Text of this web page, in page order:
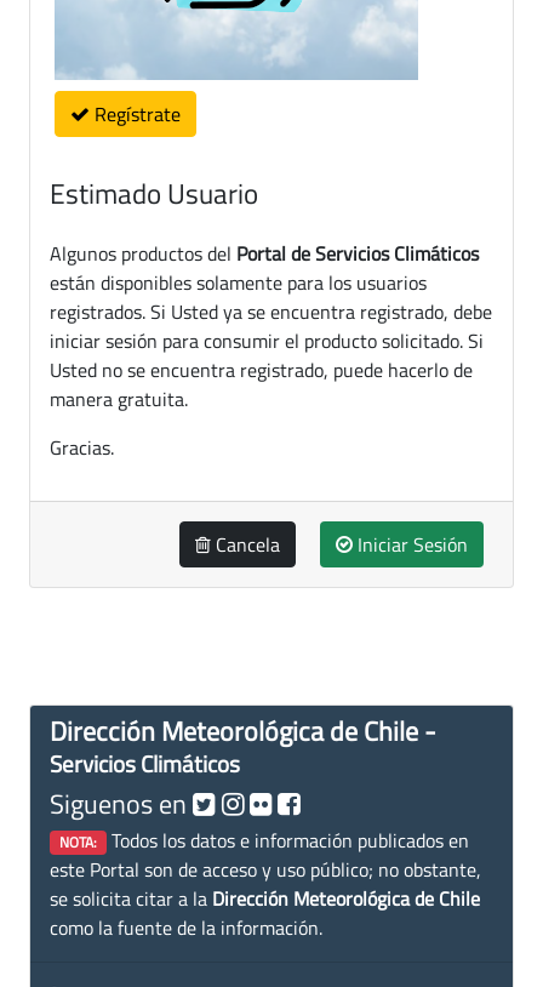
Regístrate
Estimado Usuario
Algunos productos del Portal de Servicios Climáticos
están disponibles solamente para los usuarios
registrados. Si Usted ya se encuentra registrado, debe
iniciar sesión para consumir el producto solicitado. Si
Usted no se encuentra registrado, puede hacerlo de
manera gratuita.
Gracias.
Cancela Iniciar Sesión
Dirección Meteorológica de Chile -
Servicios Climáticos
Siguenos en
NOTA: Todos los datos e información publicados en
este Portal son de acceso y uso público; no obstante,
se solicita citar a la Dirección Meteorológica de Chile
como la fuente de la información.